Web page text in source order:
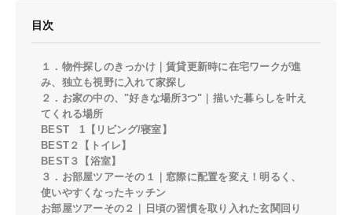
目次
１．物件探しのきっかけ｜賃貸更新時に在宅ワークが進
み、独立も視野に入れて家探し
２．お家の中の、"好きな場所3つ"｜描いた暮らしを叶え
てくれる場所
BEST 1【リビング/寝室】
BEST２【トイレ】
BEST３【浴室】
３．お部屋ツアーその１｜窓際に配置を変え！明るく、
使いやすくなったキッチン
お部屋ツアーその２｜日頃の習慣を取り入れた玄関回り